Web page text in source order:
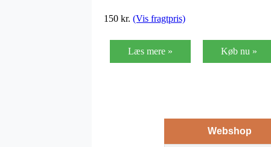
150 kr. (Vis fragtpris)
Læs mere » Køb nu »
Webshop